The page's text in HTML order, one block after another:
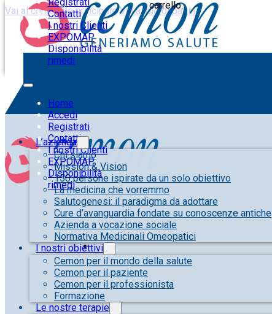
Vai al contenuto principale Vai al piè di pagina
Contatti
I nostri Clienti
EXPOMAP
Disponibilità
rimedi
Home
Accedi
Registrati
Contatti
I nostri Clienti
EXPOMAP
Disponibilità
rimedi
carrello.
L’azienda
Chi siamo
Mission & Vision
150 persone ispirate da un solo obiettivo
La medicina che vorremmo
Salutogenesi: il paradigma da adottare
Cure d’avanguardia fondate su conoscenze antiche
Azienda a vocazione sociale
Normativa Medicinali Omeopatici
I nostri obiettivi
Cemon per il mondo della salute
Cemon per il paziente
Cemon per il professionista
Formazione
Le nostre terapie